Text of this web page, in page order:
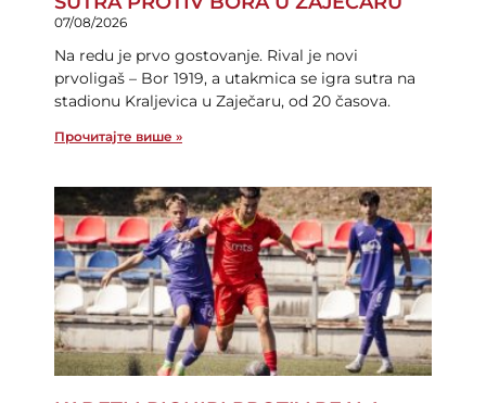
07/08/2026
Na redu je prvo gostovanje. Rival je novi
prvoligaš – Bor 1919, a utakmica se igra sutra na
stadionu Kraljevica u Zaječaru, od 20 časova.
Прочитајте више »